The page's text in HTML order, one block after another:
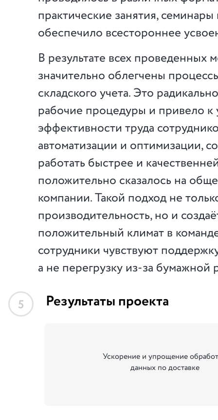
практические занятия,
обеспечило всестороннее
В результате всех проведенных
значительно облегчены
складского учета. Это
рабочие процедуры и привело
эффективности труда
автоматизации и оптимизации,
работать быстрее и
положительно сказалось на
компании. Такой подход не
производительность, но и
положительный климат в
сотрудники чувствуют
а не перегрузку из-за бумажной
5 Результаты проекта
Ускорение и упрощение
данных по доставке